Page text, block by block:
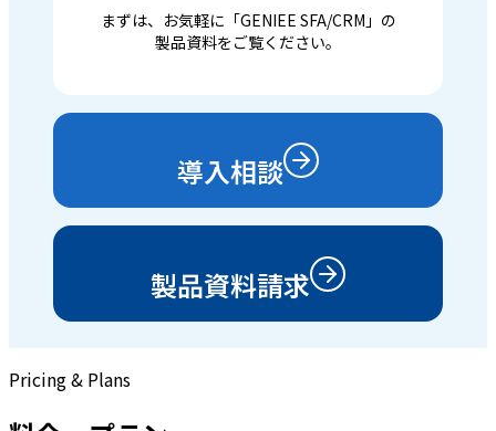
まずは、お気軽に「GENIEE SFA/CRM」の
製品資料をご覧ください。
導入相談
製品資料請求
Pricing & Plans